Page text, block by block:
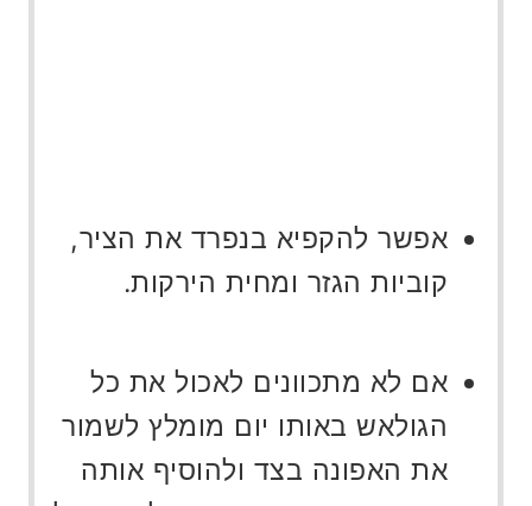
אפשר להקפיא בנפרד את הציר,
קוביות הגזר ומחית הירקות.
אם לא מתכוונים לאכול את כל
הגולאש באותו יום מומלץ לשמור
את האפונה בצד ולהוסיף אותה